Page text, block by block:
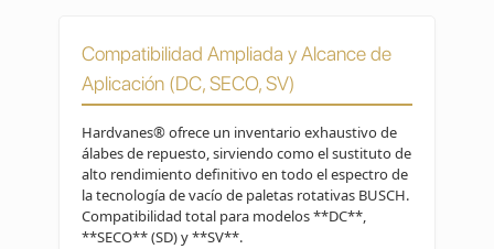
Compatibilidad Ampliada y Alcance de
Aplicación (DC, SECO, SV)
Hardvanes® ofrece un inventario exhaustivo de
álabes de repuesto, sirviendo como el sustituto de
alto rendimiento definitivo en todo el espectro de
la tecnología de vacío de paletas rotativas BUSCH.
Compatibilidad total para modelos **DC**,
**SECO** (SD) y **SV**.